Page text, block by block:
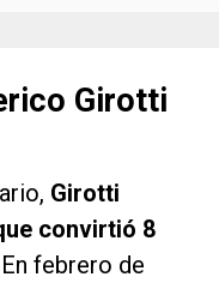
Girotti
Girotti
convirtió 8
febrero de